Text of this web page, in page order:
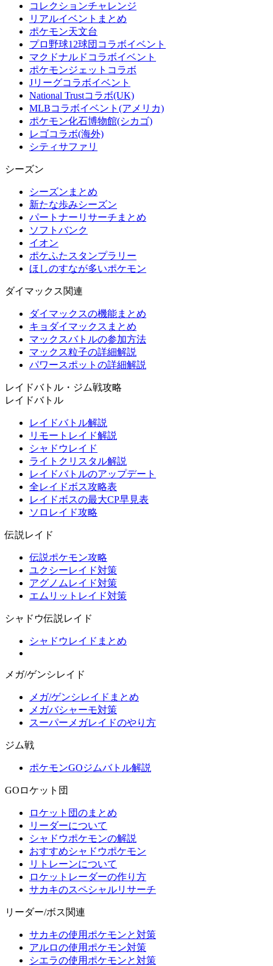
コレクションチャレンジ
リアルイベントまとめ
ポケモン天文台
プロ野球12球団コラボイベント
マクドナルドコラボイベント
ポケモンジェットコラボ
Jリーグコラボイベント
National Trustコラボ(UK)
MLBコラボイベント(アメリカ)
ポケモン化石博物館(シカゴ)
レゴコラボ(海外)
シティサファリ
シーズン
シーズンまとめ
新たな歩みシーズン
パートナーリサーチまとめ
ソフトバンク
イオン
ポケふたスタンプラリー
ほしのすなが多いポケモン
ダイマックス関連
ダイマックスの機能まとめ
キョダイマックスまとめ
マックスバトルの参加方法
マックス粒子の詳細解説
パワースポットの詳細解説
レイドバトル・ジム戦攻略
レイドバトル
レイドバトル解説
リモートレイド解説
シャドウレイド
ライトクリスタル解説
レイドバトルのアップデート
全レイドボス攻略表
レイドボスの最大CP早見表
ソロレイド攻略
伝説レイド
伝説ポケモン攻略
ユクシーレイド対策
アグノムレイド対策
エムリットレイド対策
シャドウ伝説レイド
シャドウレイドまとめ
メガ/ゲンシレイド
メガ/ゲンシレイドまとめ
メガバシャーモ対策
スーパーメガレイドのやり方
ジム戦
ポケモンGOジムバトル解説
GOロケット団
ロケット団のまとめ
リーダーについて
シャドウポケモンの解説
おすすめシャドウポケモン
リトレーンについて
ロケットレーダーの作り方
サカキのスペシャルリサーチ
リーダー/ボス関連
サカキの使用ポケモンと対策
アルロの使用ポケモン対策
シエラの使用ポケモンと対策